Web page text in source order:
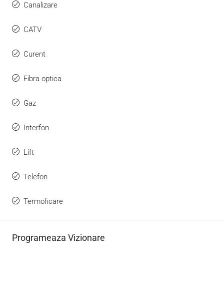
Canalizare
CATV
Curent
Fibra optica
Gaz
Interfon
Lift
Telefon
Termoficare
Programeaza Vizionare